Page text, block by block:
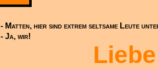
- Matten, hier sind extrem seltsame Leute
- Ja, wir!